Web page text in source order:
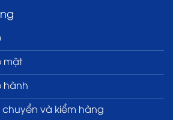
mật
hành
và kiểm hàng